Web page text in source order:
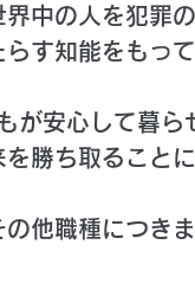
中の人を犯罪
らす知能をもっ
が安心して暮ら
を勝ち取ること
の他職種につき